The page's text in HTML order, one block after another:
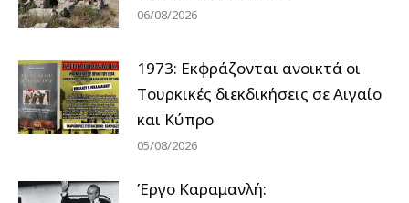
06/08/2026
1973: Εκφράζονται ανοικτά οι
Tουρκικές διεκδικήσεις σε Αιγαίο
και Κύπρο
05/08/2026
Έργο Καραμανλή: